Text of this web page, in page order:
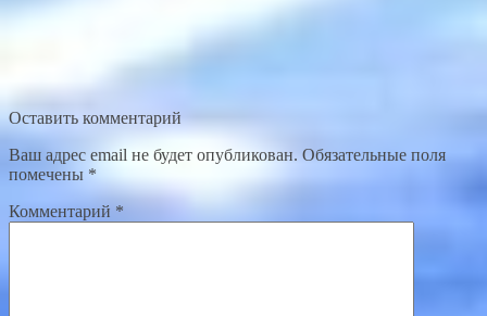
Оставить комментарий
Ваш адрес email не будет опубликован. Обязательные поля
помечены *
Комментарий *